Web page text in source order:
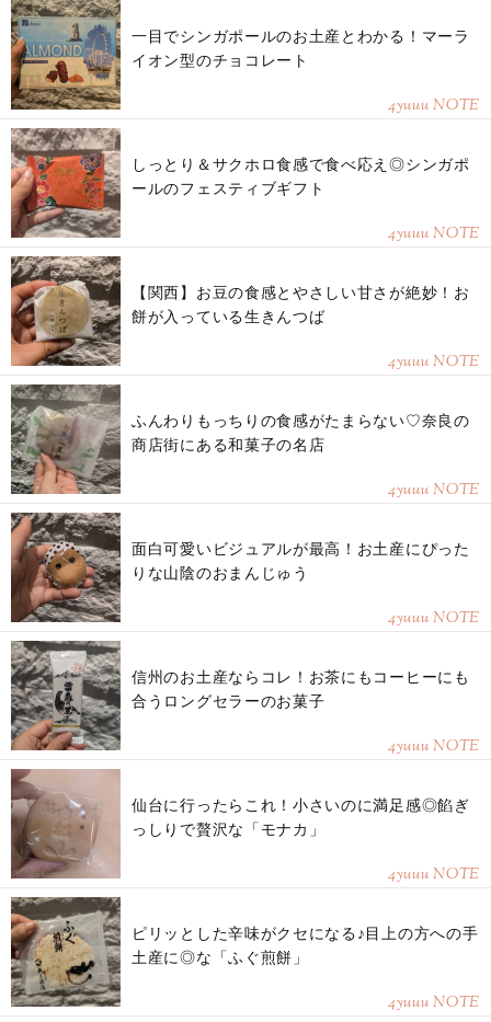
一目でシンガポールのお土産とわかる！マーラ
イオン型のチョコレート
4yuuu NOTE
しっとり＆サクホロ食感で食べ応え◎シンガポ
ールのフェスティブギフト
4yuuu NOTE
【関西】お豆の食感とやさしい甘さが絶妙！お
餅が入っている生きんつば
4yuuu NOTE
ふんわりもっちりの食感がたまらない♡奈良の
商店街にある和菓子の名店
4yuuu NOTE
面白可愛いビジュアルが最高！お土産にぴった
りな山陰のおまんじゅう
4yuuu NOTE
信州のお土産ならコレ！お茶にもコーヒーにも
合うロングセラーのお菓子
4yuuu NOTE
仙台に行ったらこれ！小さいのに満足感◎餡ぎ
っしりで贅沢な「モナカ」
4yuuu NOTE
ピリッとした辛味がクセになる♪目上の方への手
土産に◎な「ふぐ煎餅」
4yuuu NOTE